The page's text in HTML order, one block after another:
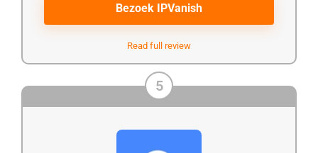
Bezoek IPVanish
Read full review
5